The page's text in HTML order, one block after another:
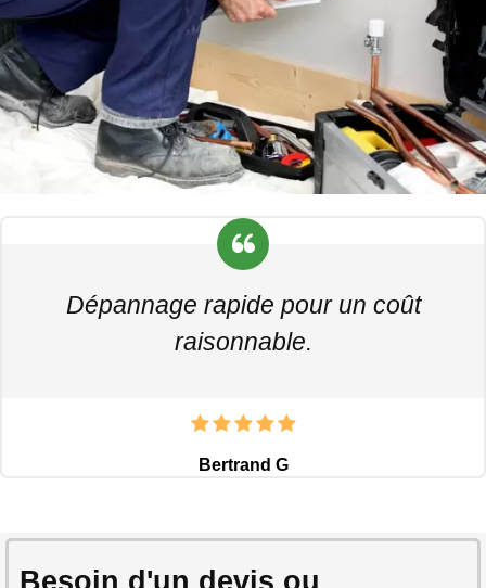
Dépannage rapide pour un coût
raisonnable.
Bertrand G
Besoin d'un devis ou